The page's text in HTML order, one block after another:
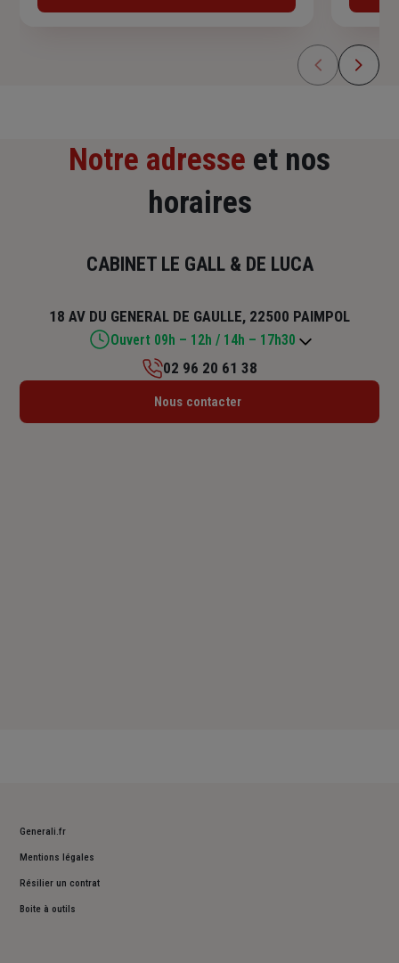
Notre adresse et nos
horaires
CABINET LE GALL & DE LUCA
18 AV DU GENERAL DE GAULLE, 22500 PAIMPOL
Ouvert 09h – 12h / 14h – 17h30
Lundi : Fermé
02 96 20 61 38
Nous contacter
Generali.fr
Mentions légales
Résilier un contrat
Boite à outils